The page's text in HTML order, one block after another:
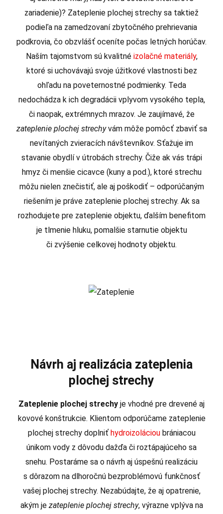
zariadenie)? Zateplenie plochej strechy sa taktiež
podieľa na zamedzovaní zbytočného prehrievania
podkrovia, čo obzvlášť oceníte počas letných horúčav.
Naším tajomstvom sú kvalitné izolačné materiály,
ktoré si uchovávajú svoje úžitkové vlastnosti bez
ohľadu na poveternostné podmienky. Teda
nedochádza k ich degradácii vplyvom vysokého tepla,
či naopak, extrémnych mrazov. Je zaujímavé, že
zateplenie plochej strechyvám môže pomôcť zbaviť sa
nevítaných zvieracích návštevníkov. Sťažuje im
stavanie obydlí v útrobách strechy. Čiže ak vás trápi
hmyz či menšie cicavce (kuny a pod.), ktoré strechu
môžu nielen znečistiť, ale aj poškodiť – odporúčaným
riešením je práve zateplenie plochej strechy. Ak sa
rozhodujete pre zateplenie objektu, ďalším benefitom
je tlmenie hluku, pomalšie starnutie objektu
či zvýšenie celkovej hodnoty objektu.
Návrh aj realizácia zateplenia
plochej strechy
Zateplenie plochej strechy je vhodné pre drevené aj
kovové konštrukcie. Klientom odporúčame zateplenie
plochej strechy doplniť hydroizolácioubrániacou
únikom vody z dôvodu dažďa či roztápajúceho sa
snehu. Postaráme sa o návrh aj úspešnú realizáciu
s dôrazom na dlhoročnú bezproblémovú funkčnosť
vašej plochej strechy. Nezabúdajte, že aj opatrenie,
akým je zateplenie plochej strechy, výrazne vplýva na